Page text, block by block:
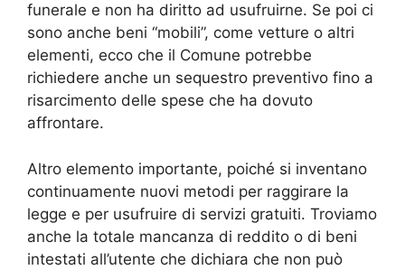
funerale e non ha diritto ad usufruirne. Se poi ci
sono anche beni “mobili”, come vetture o altri
elementi, ecco che il Comune potrebbe
richiedere anche un sequestro preventivo fino a
risarcimento delle spese che ha dovuto
affrontare.
Altro elemento importante, poiché si inventano
continuamente nuovi metodi per raggirare la
legge e per usufruire di servizi gratuiti. Troviamo
anche la totale mancanza di reddito o di beni
intestati all’utente che dichiara che non può